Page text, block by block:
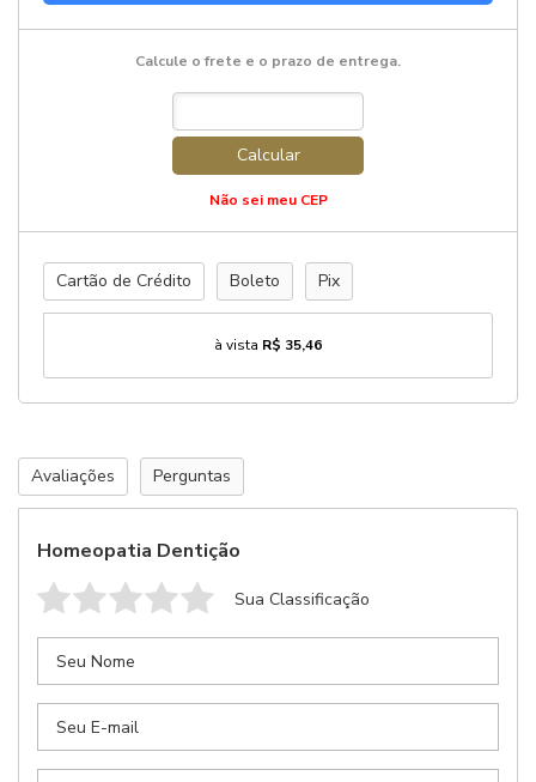
Calcule o frete e o prazo de entrega.
Calcular
Não sei meu CEP
Cartão de Crédito Boleto Pix
à vista R$ 35,46
Avaliações Perguntas
Homeopatia Dentição
Sua Classificação